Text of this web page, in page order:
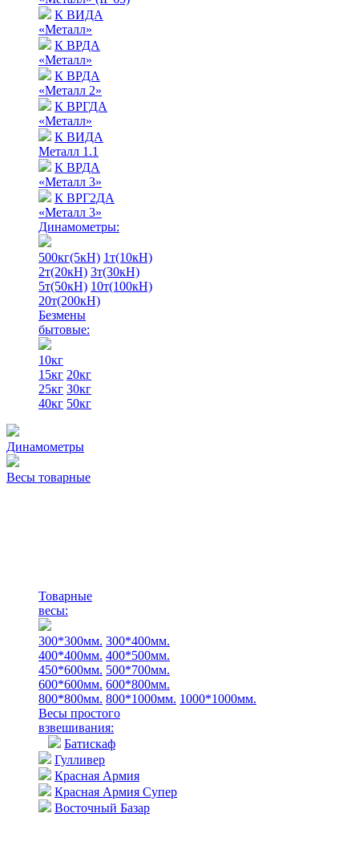
К ВИДА
«Металл»
К ВРДА
«Металл»
К ВРДА
«Металл 2»
К ВРГДА
«Металл»
К ВИДА
Металл 1.1
К ВРДА
«Металл 3»
К ВРГ2ДА
«Металл 3»
Динамометры:
500кг(5кН) 1т(10кН)
2т(20кН) 3т(30кН)
5т(50кН) 10т(100кН)
20т(200кН)
Безмены
бытовые:
10кг
15кг 20кг
25кг 30кг
40кг 50кг
Динамометры
Весы товарные
Товарные
весы:
300*300мм. 300*400мм.
400*400мм. 400*500мм.
450*600мм. 500*700мм.
600*600мм. 600*800мм.
800*800мм. 800*1000мм. 1000*1000мм.
Весы простого
взвешивания:
Батискаф
Гулливер
Красная Армия
Красная Армия Супер
Восточный Базар